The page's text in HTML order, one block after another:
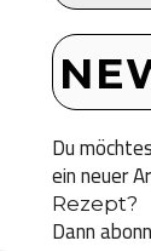
Du
ein neuer
Rezept?
Dann